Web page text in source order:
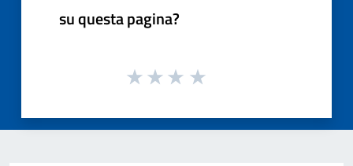
su questa pagina?